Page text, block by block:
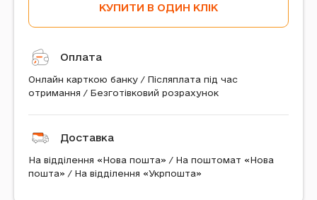
КУПИТИ В ОДИН КЛІК
Оплата
Онлайн карткою банку / Післяплата під час
отримання / Безготівковий розрахунок
Доставка
На відділення «Нова пошта» / На поштомат «Нова
пошта» / На відділення «Укрпошта»